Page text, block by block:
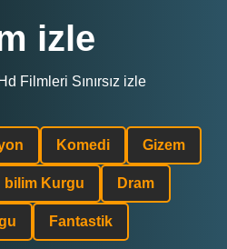
izle
Filmleri Sınırsız izle
Komedi Gizem
bilim Kurgu Dram
Fantastik